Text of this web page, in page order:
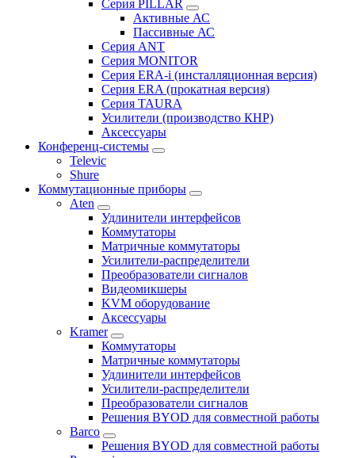
Серия PILLAR
Активные АС
Пассивные АС
Серия ANT
Серия MONITOR
Серия ERA-i (инсталляционная версия)
Серия ERA (прокатная версия)
Серия TAURA
Усилители (производство КНР)
Аксессуары
Конференц-системы
Televic
Shure
Коммутационные приборы
Aten
Удлинители интерфейсов
Коммутаторы
Матричные коммутаторы
Усилители-распределители
Преобразователи сигналов
Видеомикшеры
KVM оборудование
Аксессуары
Kramer
Коммутаторы
Матричные коммутаторы
Удлинители интерфейсов
Усилители-распределители
Преобразователи сигналов
Решения BYOD для совместной работы
Barco
Решения BYOD для совместной работы